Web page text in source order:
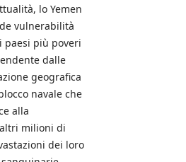
lo Yemen
vulnerabilità
paesi più poveri
dalle
geografica
navale che
alla
milioni di
dei loro